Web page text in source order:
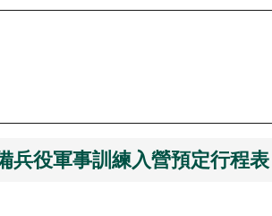
兵役軍事訓練入營預定行程表